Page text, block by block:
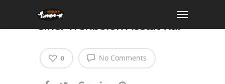
Die Vorteile und Risiken
einer Trenbolon Acetat-Kur
No Comments
0